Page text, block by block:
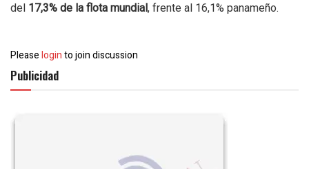
del 17,3% de la flota mundial, frente al 16,1% panameño.
Pleaseloginto join discussion
Publicidad